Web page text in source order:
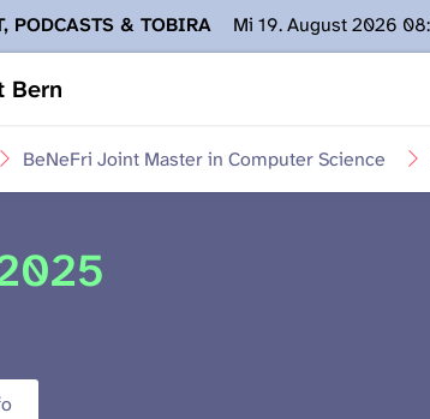
Bern
PODCASTS & TOBIRA
Mi 19. August 2026
Tobira nicht zur Verfügung stehen. Kontakt:
BeNeFri Joint Master in Computer Science